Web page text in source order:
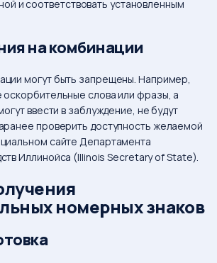
и соответствовать установленным
на комбинации
могут быть запрещены. Например,
слова или фразы, а
ввести в заблуждение, не будут
проверить доступность желаемой
сайте Департамента
Иллинойса (Illinois Secretary of State).
номерных знаков